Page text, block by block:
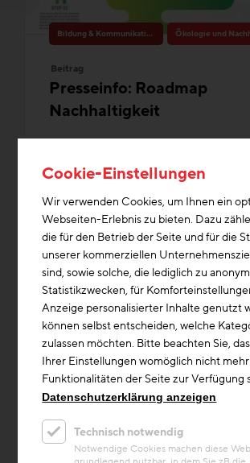
Bildung & Kommunikation
Beitrag
Presseinfo: Roadmap
Nachhaltigkeit
Bauen mit Weitblick:
Cookie-Einstellungen
Wir verwenden Cookies, um Ihnen ein
Webseiten-Erlebnis zu bieten. Dazu
die für den Betrieb der Seite und für die
unserer kommerziellen
sind, sowie solche, die lediglich zu
Statistikzwecken, für
Anzeige personalisierter Inhalte genutzt
können selbst entscheiden, welche
zulassen möchten. Bitte beachten Sie,
Ihrer Einstellungen womöglich nicht
Funktionalitäten der Seite zur Verfügung
Datenschutzerklärung anzeigen
Technisch notwendig
Notwendige Cookies machen diese